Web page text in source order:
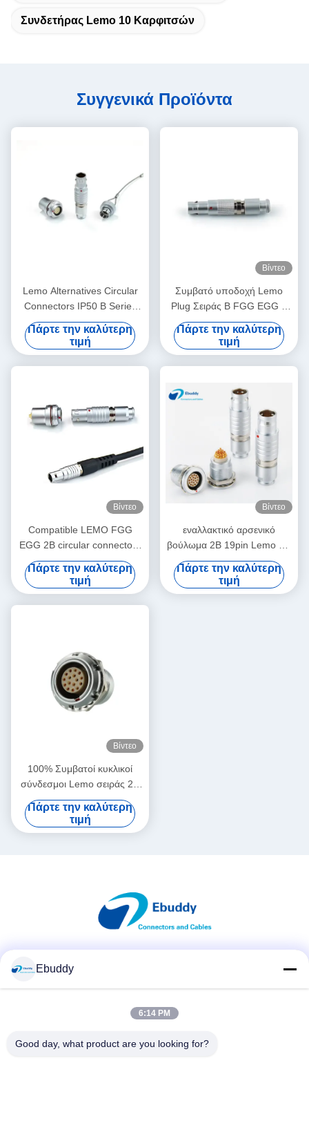
Συνδετήρας Lemo 10 Καρφιτσών
Συγγενικά Προϊόντα
Lemo Alternatives Circular
Connectors IP50 B Series
Socket Plug with Dust-proof
Cover
Πάρτε την καλύτερη
τιμή
Βίντεο
Συμβατό υποδοχή Lemo
Plug Σειράς B FGG EGG 2
έως 12Pin Αρσενικό Θηλυκό
Σύνδεσμος για Σύστημα
Ηλιακής Ενέργειας
Πάρτε την καλύτερη
τιμή
Βίντεο
Compatible LEMO FGG
EGG 2B circular connectors
Male And Female With
Customized Cable Assmebly
Manufacturer
Πάρτε την καλύτερη
τιμή
Βίντεο
εναλλακτικό αρσενικό
βούλωμα 2B 19pin Lemo για
τη συγκόλληση
FGG.2B.319.CLAD
καλωδίων
Πάρτε την καλύτερη
τιμή
Βίντεο
100% Συμβατοί κυκλικοί
σύνδεσμοι Lemo σειράς 2B
16 ακίδων αρσενικό και
θηλυκό
Πάρτε την καλύτερη
τιμή
Ebuddy
6:14 PM
Good day, what product are you looking for?